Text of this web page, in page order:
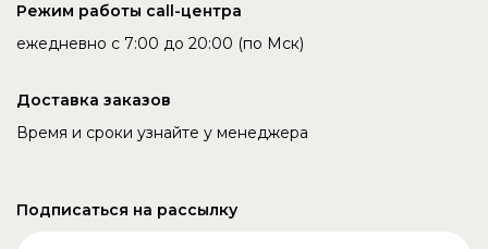
Режим работы call-центра
ежедневно с 7:00 до 20:00 (по Мск)
Доставка заказов
Время и сроки узнайте у менеджера
Подписаться на рассылку